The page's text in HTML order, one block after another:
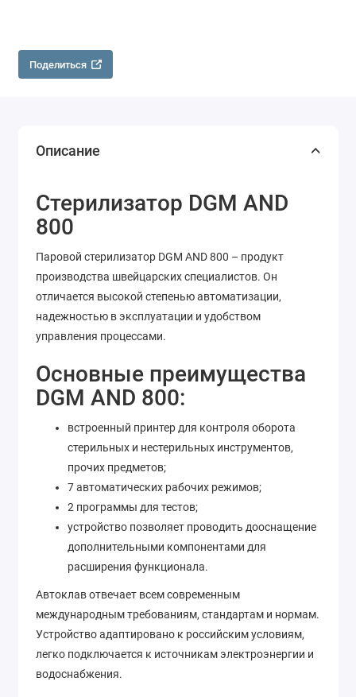
Поделиться
Описание
Стерилизатор DGM AND
800
Паровой стерилизатор DGM AND 800 – продукт
производства швейцарских специалистов. Он
отличается высокой степенью автоматизации,
надежностью в эксплуатации и удобством
управления процессами.
Основные преимущества
DGM AND 800:
встроенный принтер для контроля оборота
стерильных и нестерильных инструментов,
прочих предметов;
7 автоматических рабочих режимов;
2 программы для тестов;
устройство позволяет проводить дооснащение
дополнительными компонентами для
расширения функционала.
Автоклав отвечает всем современным
международным требованиям, стандартам и нормам.
Устройство адаптировано к российским условиям,
легко подключается к источникам электроэнергии и
водоснабжения.